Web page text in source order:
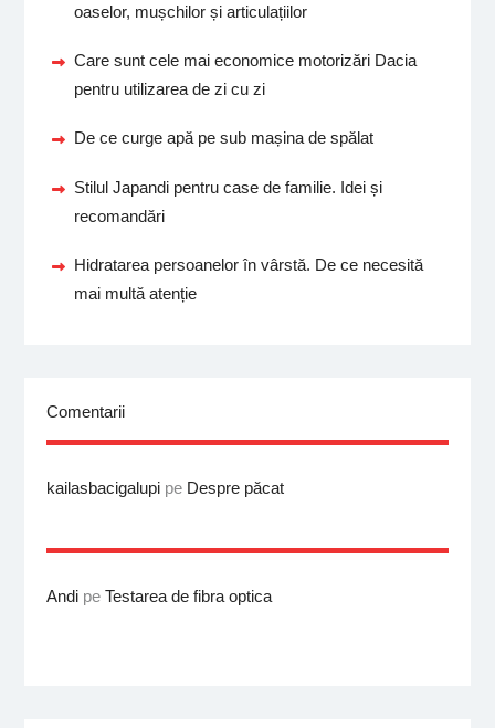
oaselor, mușchilor și articulațiilor
Care sunt cele mai economice motorizări Dacia
pentru utilizarea de zi cu zi
De ce curge apă pe sub mașina de spălat
Stilul Japandi pentru case de familie. Idei și
recomandări
Hidratarea persoanelor în vârstă. De ce necesită
mai multă atenție
Comentarii
kailasbacigalupipe Despre păcat
Andipe Testarea de fibra optica